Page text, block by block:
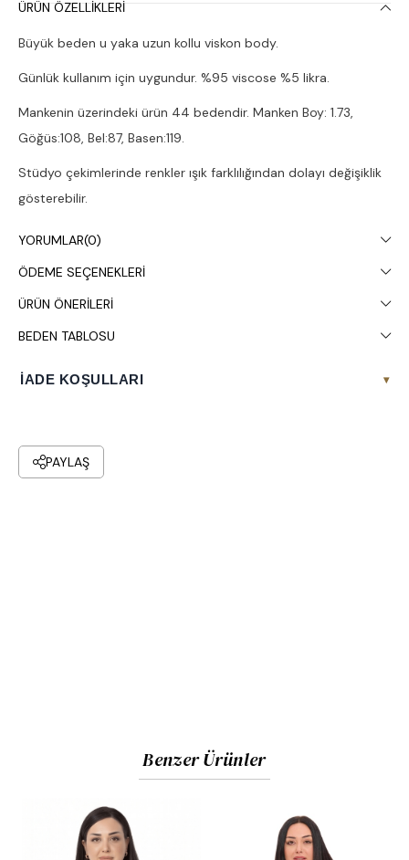
ÜRÜN ÖZELLIKLERI
Büyük beden u yaka uzun kollu viskon body.
Günlük kullanım için uygundur. %95 viscose %5 likra.
Mankenin üzerindeki ürün 44 bedendir. Manken Boy: 1.73,
Göğüs:108, Bel:87, Basen:119.
Stüdyo çekimlerinde renkler ışık farklılığından dolayı değişiklik
gösterebilir.
Çamaşır makinesinde 30° yıkanması tavsiye edilir.
YORUMLAR(0)
ÖDEME SEÇENEKLERI
ÜRÜN ÖNERILERI
BEDEN TABLOSU
İADE KOŞULLARI ▾
PAYLAŞ
Benzer Ürünler